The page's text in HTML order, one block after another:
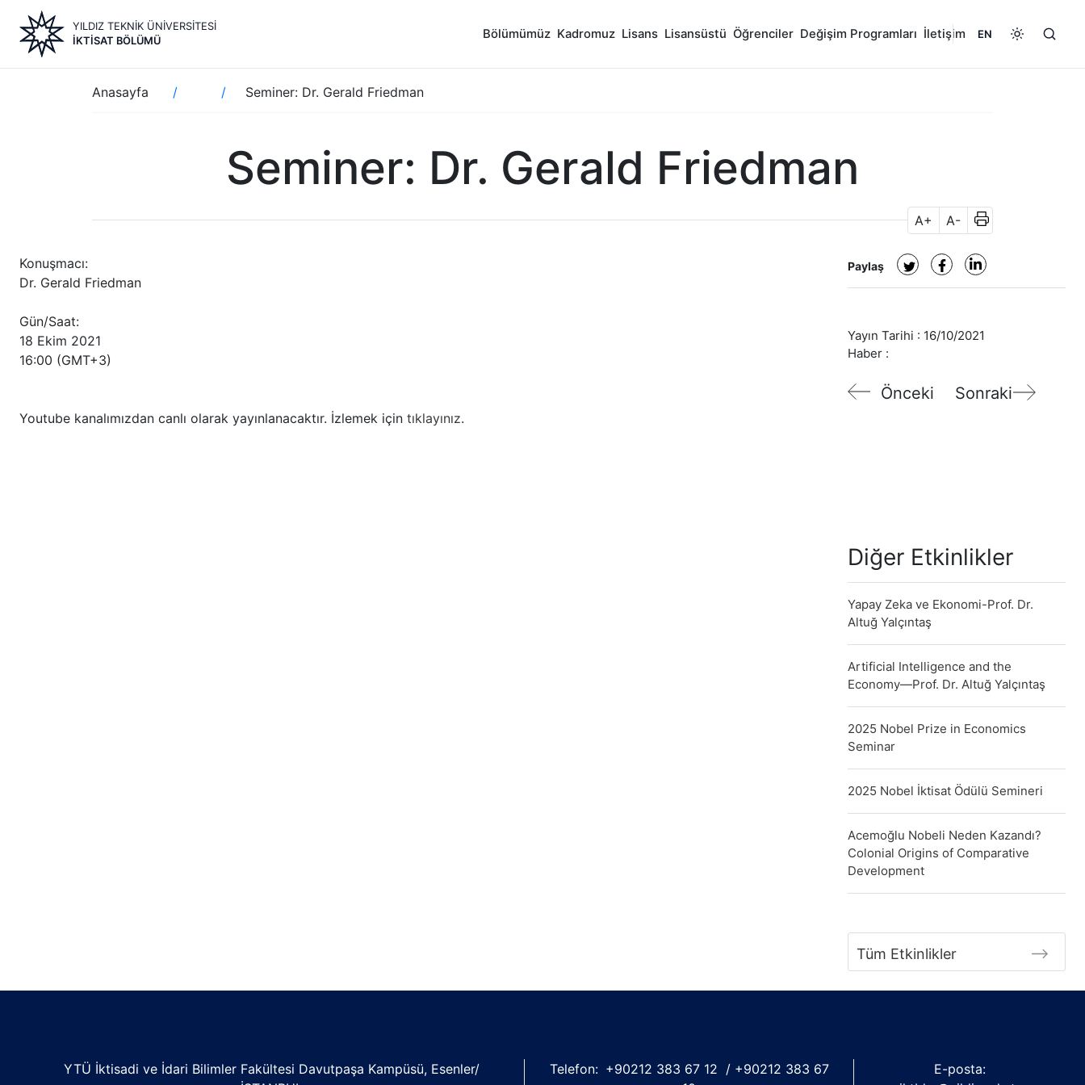
içeriğe
YILDIZ TEKNİK ÜNİVERSİTESİ
İKTISAT BÖLÜMÜ
Bölümümüz Kadromuz Lisans Lisansüstü Öğrenciler Değişim Programları İletişim EN
Sayfa
yolu
Anasayfa Seminer: Dr. Gerald Friedman
Seminer: Dr. Gerald Friedman
A+ A-
Konuşmacı:
Dr. Gerald Friedman
Gün/Saat:
18 Ekim 2021
16:00 (GMT+3)
Youtube kanalımızdan canlı olarak yayınlanacaktır. İzlemek için tıklayınız.
Paylaş
Yayın Tarihi : 16/10/2021
Haber :
Önceki Sonraki
Diğer Etkinlikler
Yapay Zeka ve Ekonomi-Prof. Dr.
Altuğ Yalçıntaş
Artificial Intelligence and the
Economy—Prof. Dr. Altuğ Yalçıntaş
2025 Nobel Prize in Economics
Seminar
2025 Nobel İktisat Ödülü Semineri
Acemoğlu Nobeli Neden Kazandı?
Colonial Origins of Comparative
Development
Tüm Etkinlikler
YTÜ İktisadi ve İdari Bilimler Fakültesi Davutpaşa Kampüsü, Esenler/
Telefon: +90212 383 67 12 / +90212 383 67
E-posta: